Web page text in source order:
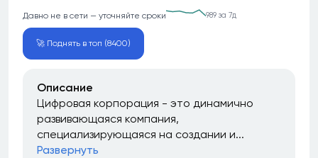
Давно не в сети — уточняйте сроки 989 за 7д
🚀 Поднять в топ (8400)
Описание
Цифровая корпорация - это динамично
развивающаяся компания,
специализирующаяся на создании и...
Развернуть